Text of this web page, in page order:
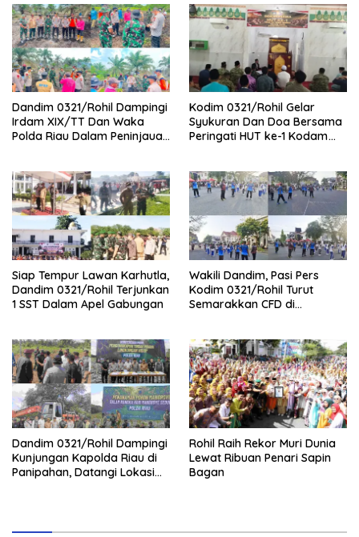
Dandim 0321/Rohil Dampingi
Irdam XIX/TT Dan Waka
Polda Riau Dalam Peninjauan
Kodim 0321/Rohil Gelar
Syukuran Dan Doa Bersama
Peringati HUT ke-1 Kodam
Siap Tempur Lawan Karhutla,
Dandim 0321/Rohil Terjunkan
1 SST Dalam Apel Gabungan
Wakili Dandim, Pasi Pers
Kodim 0321/Rohil Turut
Semarakkan CFD di
Dandim 0321/Rohil Dampingi
Kunjungan Kapolda Riau di
Panipahan, Datangi Lokasi
Rohil Raih Rekor Muri Dunia
Lewat Ribuan Penari Sapin
Bagan